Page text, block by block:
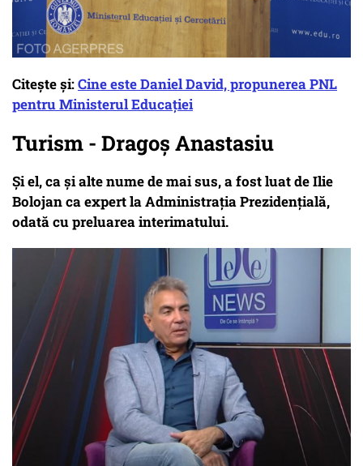
Citește și:Cine este Daniel David, propunerea PNL
pentru Ministerul Educației
Turism - Dragoș Anastasiu
Și el, ca și alte nume de mai sus, a fost luat de Ilie
Bolojan ca expert la Administrația Prezidențială,
odată cu preluarea interimatului.